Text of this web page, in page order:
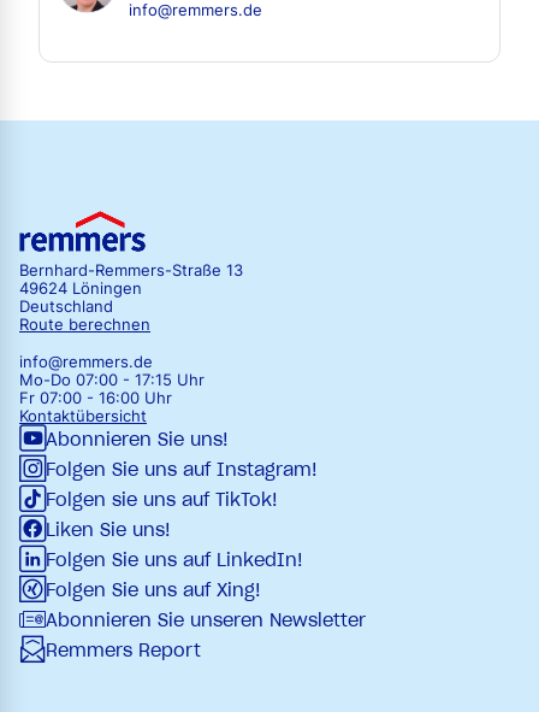
info@remmers.de
Bernhard-Remmers-Straße 13
49624 Löningen
Deutschland
Route berechnen
info@remmers.de
Mo-Do 07:00 - 17:15 Uhr
Fr 07:00 - 16:00 Uhr
Kontaktübersicht
Abonnieren Sie uns!
Folgen Sie uns auf Instagram!
Folgen sie uns auf TikTok!
Liken Sie uns!
Folgen Sie uns auf LinkedIn!
Folgen Sie uns auf Xing!
Abonnieren Sie unseren Newsletter
Remmers Report